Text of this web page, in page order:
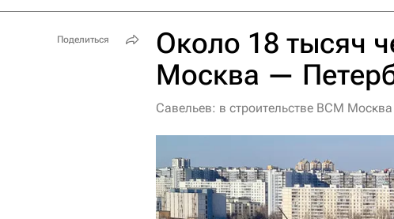
Около 18 тысяч
Москва —
Савельев: в строительстве ВСМ
Поделиться